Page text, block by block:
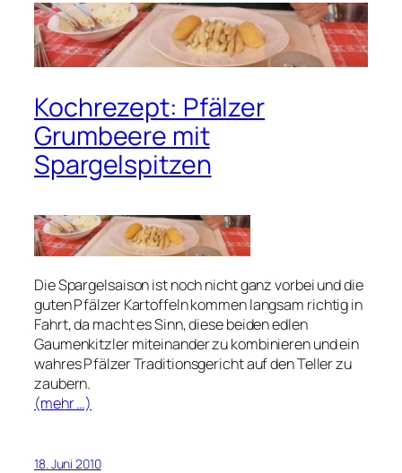
Kochrezept: Pfälzer
Grumbeere mit
Spargelspitzen
Die Spargelsaison ist noch nicht ganz vorbei und die
guten Pfälzer Kartoffeln kommen langsam richtig in
Fahrt, da macht es Sinn, diese beiden edlen
Gaumenkitzler miteinander zu kombinieren und ein
wahres Pfälzer Traditionsgericht auf den Teller zu
zaubern.
(mehr …)
18. Juni 2010